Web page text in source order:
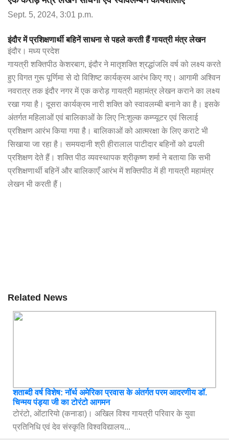
Sept. 5, 2024, 3:01 p.m.
इंदौर में प्रशिक्षणार्थी बहिनें साधना से पहले करती हैं गायत्री मंत्र लेखन
इंदौर। मध्य प्रदेश
गायत्री शक्तिपीठ केशरबाग, इंदौर ने मातृशक्ति श्रद्धांजलि वर्ष को लक्ष्य करते
हुए विगत गुरू पूर्णिमा से दो विशिष्ट कार्यक्रम आरंभ किए गए। आगामी अश्विन
नवरात्र तक इंदौर नगर में एक करोड़ गायत्री महामंत्र लेखन कराने का लक्ष्य
रखा गया है। दूसरा कार्यक्रम नारी शक्ति को स्वावलम्बी बनाने का है। इसके
अंतर्गत महिलाओं एवं बालिकाओं के लिए नि:शुल्क कम्प्यूटर एवं सिलाई
प्रशिक्षण आरंभ किया गया है। बालिकाओं को आत्मरक्षा के लिए कराटे भी
सिखाया जा रहा है। समयदानी श्री हीरालाल पाटीदार बहिनों को ढपली
प्रशिक्षण देते हैं। शक्ति पीठ व्यवस्थापक श्रीकृष्ण शर्मा ने बताया कि सभी
प्रशिक्षणार्थी बहिनें और बालिकाएँ आरंभ में शक्तिपीठ में ही गायत्री महामंत्र
लेखन भी करती हैं।
Related News
शताब्दी वर्ष विशेष: नॉर्थ अमेरिका प्रवास के अंतर्गत परम आदरणीय डॉ.
चिन्मय पंड्या जी का टोरंटो आगमन
टोरंटो, ओंटारियो (कनाडा)। अखिल विश्व गायत्री परिवार के युवा
प्रतिनिधि एवं देव संस्कृति विश्वविद्यालय...